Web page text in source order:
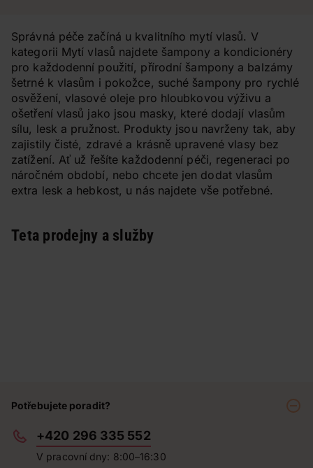
Správná péče začíná u kvalitního mytí vlasů. V
kategorii Mytí vlasů najdete šampony a kondicionéry
pro každodenní použití, přírodní šampony a balzámy
šetrné k vlasům i pokožce, suché šampony pro rychlé
osvěžení, vlasové oleje pro hloubkovou výživu a
ošetření vlasů jako jsou masky, které dodají vlasům
sílu, lesk a pružnost. Produkty jsou navrženy tak, aby
zajistily čisté, zdravé a krásně upravené vlasy bez
zatížení. Ať už řešíte každodenní péči, regeneraci po
náročném období, nebo chcete jen dodat vlasům
extra lesk a hebkost, u nás najdete vše potřebné.
Teta prodejny a služby
Potřebujete poradit?
+420 296 335 552
V pracovní dny: 8:00–16:30